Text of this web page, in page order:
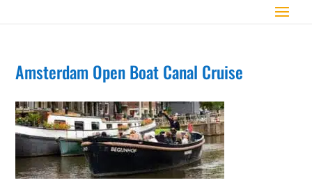
Amsterdam Open Boat Canal Cruise